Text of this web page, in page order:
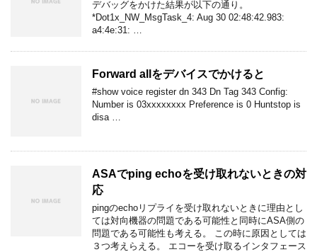
デバッグをかけた結果が以下の通り。
*Dot1x_NW_MsgTask_4: Aug 30 02:48:42.983:
a4:4e:31: …
Forward allをデバイスでかけると
#show voice register dn 343 Dn Tag 343 Config:
Number is 03xxxxxxxx Preference is 0 Huntstop is
disa …
ASAでping echoを受け取れないときの対
応
pingのechoリプライを受け取れないときに理由とし
ては対向機器の問題である可能性と同時にASA側の
問題である可能性も考える。 この時に原因としては
３つ考えらえる。 エコーを受け取るインタフェース